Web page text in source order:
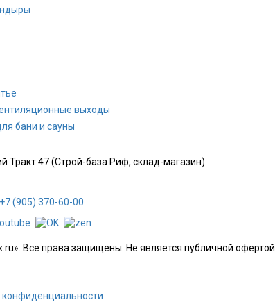
выходы
бани и сауны
Тракт 47 (Строй-база Риф, склад-магазин)
+7 (905) 370-60-00
Все права защищены. Не является публичной офертой.
конфиденциальности